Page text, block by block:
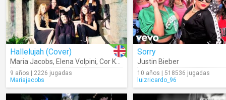
Hallelujah (Cover)
Maria Jacobs, Elena Volpini, Cor Koré Medir Bonachi
9 años | 2226 jugadas
Mariajacobs
Sorry
Justin Bieber
10 años | 518536 jugadas
luizricardo_96